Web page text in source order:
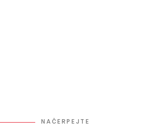
NAČERPEJTE